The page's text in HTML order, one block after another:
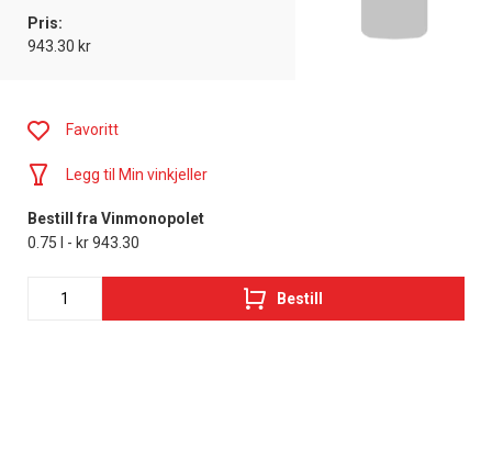
Pris:
943.30 kr
Favoritt
Legg til Min vinkjeller
Bestill fra Vinmonopolet
0.75 l - kr 943.30
Bestill